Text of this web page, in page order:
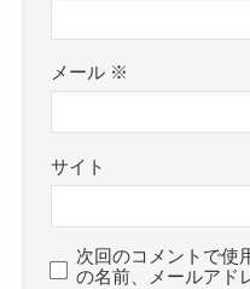
メール ※
サイト
次回のコメントで使
の名前、メールアド